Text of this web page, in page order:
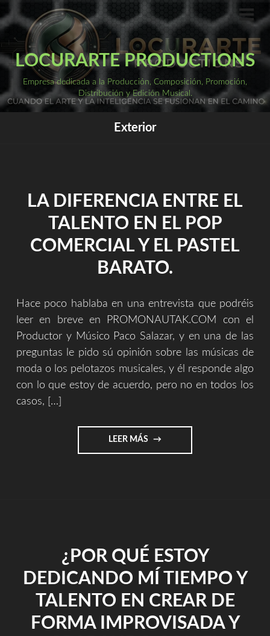
al
contenido
LOCURARTE PRODUCTIONS
Empresa dedicada a la Producción, Composición, Promoción,
Distribución y Edición Musical.
Exterior
LA DIFERENCIA ENTRE EL
TALENTO EN EL POP
COMERCIAL Y EL PASTEL
BARATO.
Hace poco hablaba en una entrevista que podréis
leer en breve en PROMONAUTAK.COM con el
Productor y Músico Paco Salazar, y en una de las
preguntas le pido sú opinión sobre las músicas de
moda o los pelotazos musicales, y él responde algo
con lo que estoy de acuerdo, pero no en todos los
casos, […]
LEER MÁS "LA
DIFERENCIA
EL
PASTEL
¿POR QUÉ ESTOY
DEDICANDO MÍ TIEMPO Y
TALENTO EN CREAR DE
FORMA IMPROVISADA Y